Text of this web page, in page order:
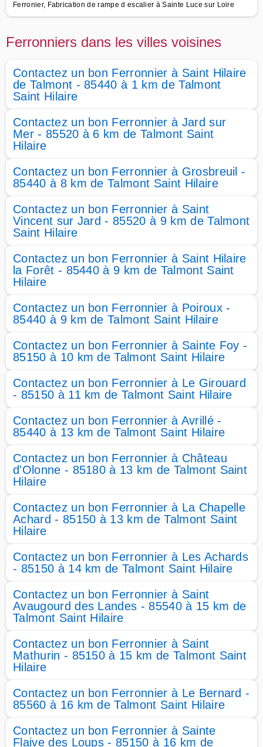
Ferronier, Fabrication de rampe d escalier à Sainte Luce sur Loire
Ferronniers dans les villes voisines
Contactez un bon Ferronnier à Saint Hilaire
de Talmont - 85440 à 1 km de Talmont
Saint Hilaire
Contactez un bon Ferronnier à Jard sur
Mer - 85520 à 6 km de Talmont Saint
Hilaire
Contactez un bon Ferronnier à Grosbreuil -
85440 à 8 km de Talmont Saint Hilaire
Contactez un bon Ferronnier à Saint
Vincent sur Jard - 85520 à 9 km de Talmont
Saint Hilaire
Contactez un bon Ferronnier à Saint Hilaire
la Forêt - 85440 à 9 km de Talmont Saint
Hilaire
Contactez un bon Ferronnier à Poiroux -
85440 à 9 km de Talmont Saint Hilaire
Contactez un bon Ferronnier à Sainte Foy -
85150 à 10 km de Talmont Saint Hilaire
Contactez un bon Ferronnier à Le Girouard
- 85150 à 11 km de Talmont Saint Hilaire
Contactez un bon Ferronnier à Avrillé -
85440 à 13 km de Talmont Saint Hilaire
Contactez un bon Ferronnier à Château
d'Olonne - 85180 à 13 km de Talmont Saint
Hilaire
Contactez un bon Ferronnier à La Chapelle
Achard - 85150 à 13 km de Talmont Saint
Hilaire
Contactez un bon Ferronnier à Les Achards
- 85150 à 14 km de Talmont Saint Hilaire
Contactez un bon Ferronnier à Saint
Avaugourd des Landes - 85540 à 15 km de
Talmont Saint Hilaire
Contactez un bon Ferronnier à Saint
Mathurin - 85150 à 15 km de Talmont Saint
Hilaire
Contactez un bon Ferronnier à Le Bernard -
85560 à 16 km de Talmont Saint Hilaire
Contactez un bon Ferronnier à Sainte
Flaive des Loups - 85150 à 16 km de